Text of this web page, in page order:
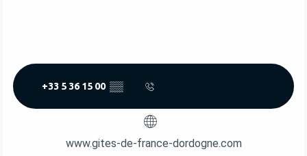
+33 5 36 15 00 ▒▒
www.gites-de-france-dordogne.com